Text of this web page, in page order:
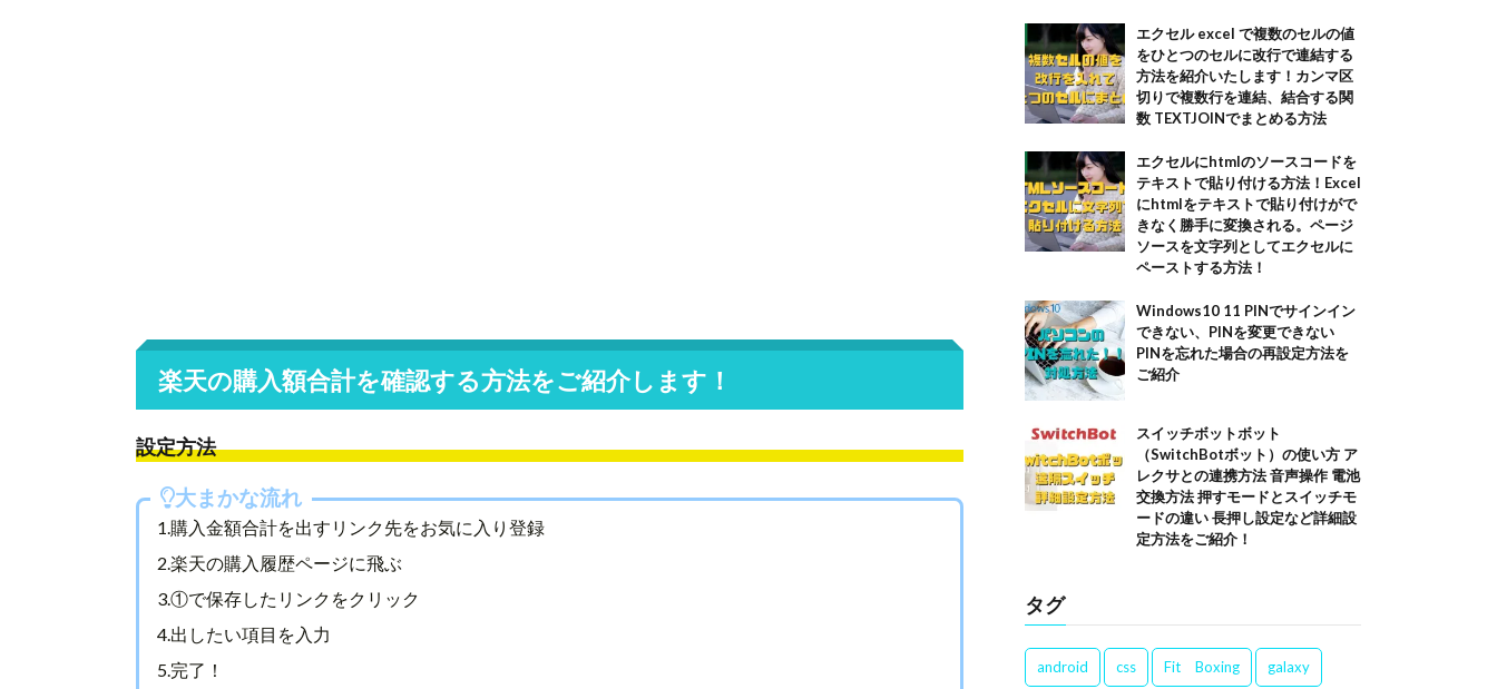
楽天の購入額合計を確認する方法をご紹介します！
設定方法
大まかな流れ
1.購入金額合計を出すリンク先をお気に入り登録
2.楽天の購入履歴ページに飛ぶ
3.①で保存したリンクをクリック
4.出したい項目を入力
5.完了！
エクセル excel で複数のセルの値
をひとつのセルに改行で連結する
方法を紹介いたします！カンマ区
切りで複数行を連結、結合する関
数 TEXTJOINでまとめる方法
エクセルにhtmlのソースコードを
テキストで貼り付ける方法！Excel
にhtmlをテキストで貼り付けがで
きなく勝手に変換される。ページ
ソースを文字列としてエクセルに
ペーストする方法！
Windows10 11 PINでサインイン
できない、PINを変更できない
PINを忘れた場合の再設定方法を
ご紹介
スイッチボットボット
（SwitchBotボット）の使い方 ア
レクサとの連携方法 音声操作 電池
交換方法 押すモードとスイッチモ
ードの違い 長押し設定など詳細設
定方法をご紹介！
タグ
android css Fit Boxing galaxy